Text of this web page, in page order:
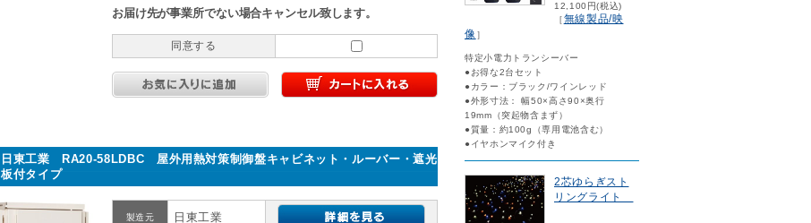
お届け先が事業所でない場合キャンセル致します。
同意する
日東工業 RA20-58LDBC 屋外用熱対策制御盤キャビネット・ルーバー・遮光
板付タイプ
製造元 日東工業
12,100円(税込)
［無線製品/映
像］
特定小電力トランシーバー
●お得な2台セット
●カラー：ブラック/ワインレッド
●外形寸法： 幅50×高さ90×奥行
19mm（突起物含まず）
●質量：約100g（専用電池含む）
●イヤホンマイク付き
2芯ゆらぎスト
リングライト